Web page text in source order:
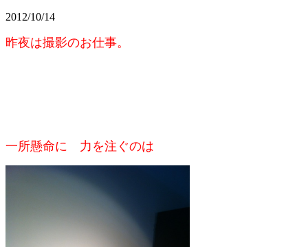
2012/10/14
昨夜は撮影のお仕事。
一所懸命に 力を注ぐのは